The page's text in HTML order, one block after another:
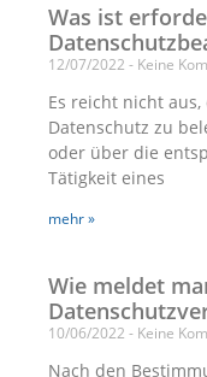
Was ist
12/07/2022 Keine
Es reicht nicht
Datenschutz zu
oder über die
Tätigkeit eines
mehr »
Wie meldet
10/06/2022 Keine
Nach den